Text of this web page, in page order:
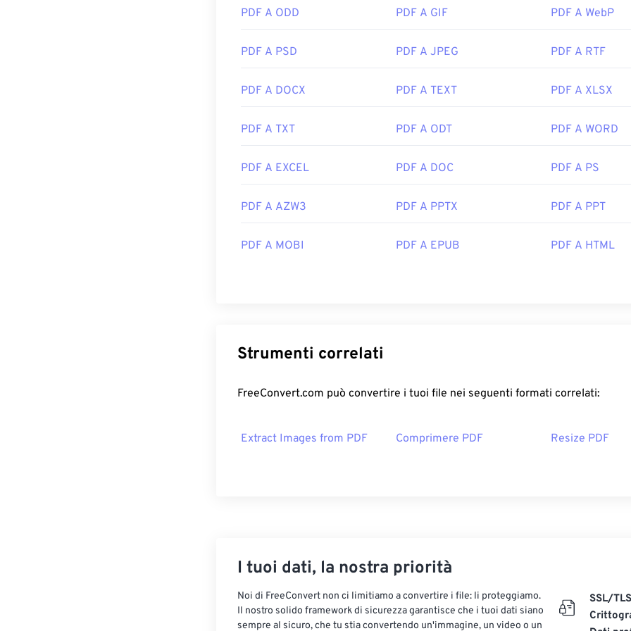
PDF A ODD PDF A GIF PDF A WebP
PDF A PSD PDF A JPEG PDF A RTF
PDF A DOCX PDF A TEXT PDF A XLSX
PDF A TXT PDF A ODT PDF A WORD
PDF A EXCEL PDF A DOC PDF A PS
PDF A AZW3 PDF A PPTX PDF A PPT
PDF A MOBI PDF A EPUB PDF A HTML
Strumenti correlati
FreeConvert.com può convertire i tuoi file nei seguenti formati correlati:
Extract Images from PDF Comprimere PDF Resize PDF
I tuoi dati, la nostra priorità
Noi di FreeConvert non ci limitiamo a convertire i file: li proteggiamo.
Il nostro solido framework di sicurezza garantisce che i tuoi dati siano
sempre al sicuro, che tu stia convertendo un'immagine, un video o un
SSL/TLS